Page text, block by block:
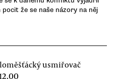
že se naše názory na něj
usmiřovač